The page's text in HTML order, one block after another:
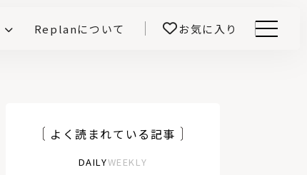
Replanについて お気に入り
よく読まれている記事
DAILYWEEKLY